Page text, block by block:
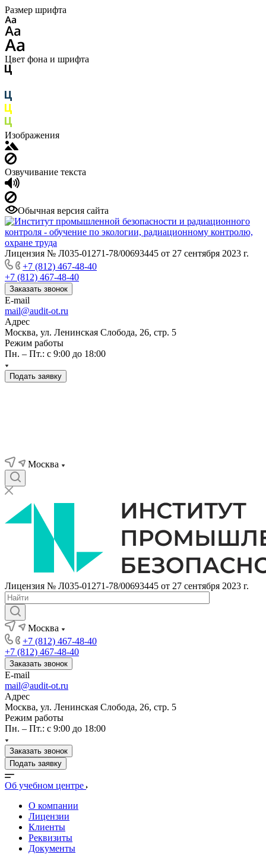
Размер шрифта
Цвет фона и шрифта
Изображения
Озвучивание текста
Обычная версия сайта
Лицензия № Л035-01271-78/00693445 от 27 сентября 2023 г.
+7 (812) 467-48-40
+7 (812) 467-48-40
Заказать звонок
E-mail
mail@audit-ot.ru
Адрес
Москва, ул. Ленинская Слобода, 26, стр. 5
Режим работы
Пн. – Пт.: с 9:00 до 18:00
Подать заявку
Москва
Лицензия № Л035-01271-78/00693445 от 27 сентября 2023 г.
Москва
+7 (812) 467-48-40
+7 (812) 467-48-40
Заказать звонок
E-mail
mail@audit-ot.ru
Адрес
Москва, ул. Ленинская Слобода, 26, стр. 5
Режим работы
Пн. – Пт.: с 9:00 до 18:00
Заказать звонок
Подать заявку
Об учебном центре
О компании
Лицензии
Клиенты
Реквизиты
Документы